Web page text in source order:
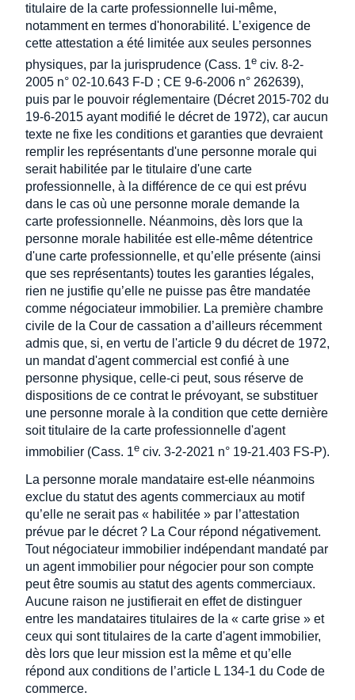
titulaire de la carte professionnelle lui-même,
notamment en termes d'honorabilité. L’exigence de
cette attestation a été limitée aux seules personnes
physiques, par la jurisprudence (Cass. 1e civ. 8-2-
2005 n° 02-10.643 F-D ; CE 9-6-2006 n° 262639),
puis par le pouvoir réglementaire (Décret 2015-702 du
19-6-2015 ayant modifié le décret de 1972), car aucun
texte ne fixe les conditions et garanties que devraient
remplir les représentants d'une personne morale qui
serait habilitée par le titulaire d'une carte
professionnelle, à la différence de ce qui est prévu
dans le cas où une personne morale demande la
carte professionnelle. Néanmoins, dès lors que la
personne morale habilitée est elle-même détentrice
d'une carte professionnelle, et qu’elle présente (ainsi
que ses représentants) toutes les garanties légales,
rien ne justifie qu’elle ne puisse pas être mandatée
comme négociateur immobilier. La première chambre
civile de la Cour de cassation a d’ailleurs récemment
admis que, si, en vertu de l'article 9 du décret de 1972,
un mandat d'agent commercial est confié à une
personne physique, celle-ci peut, sous réserve de
dispositions de ce contrat le prévoyant, se substituer
une personne morale à la condition que cette dernière
soit titulaire de la carte professionnelle d'agent
immobilier (Cass. 1e civ. 3-2-2021 n° 19-21.403 FS-P).
La personne morale mandataire est-elle néanmoins
exclue du statut des agents commerciaux au motif
qu’elle ne serait pas « habilitée » par l’attestation
prévue par le décret ? La Cour répond négativement.
Tout négociateur immobilier indépendant mandaté par
un agent immobilier pour négocier pour son compte
peut être soumis au statut des agents commerciaux.
Aucune raison ne justifierait en effet de distinguer
entre les mandataires titulaires de la « carte grise » et
ceux qui sont titulaires de la carte d'agent immobilier,
dès lors que leur mission est la même et qu’elle
répond aux conditions de l’article L 134-1 du Code de
commerce.